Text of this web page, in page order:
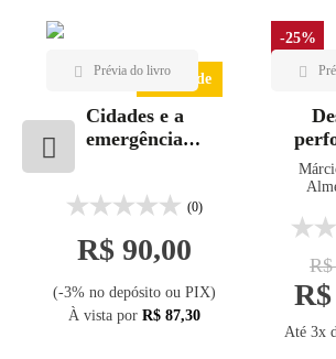
Novidade
Cidades e a
emergência
(0)
R$ 90,00
(-3% no depósito ou PIX)
À vista por R$ 87,30
-25%
Até 3x